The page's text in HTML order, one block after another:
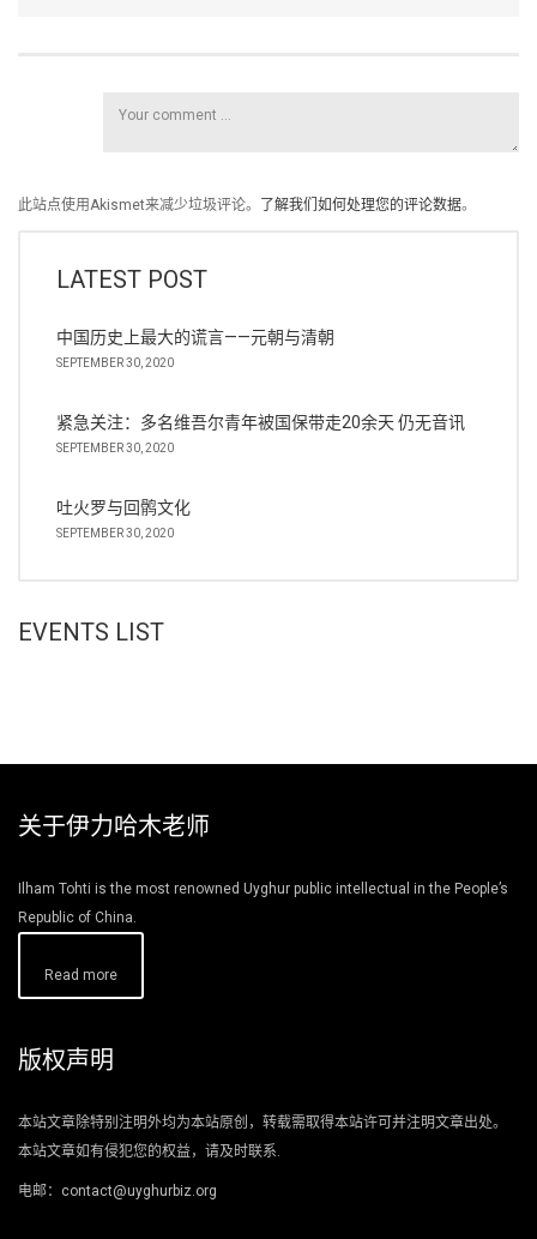
此站点使用Akismet来减少垃圾评论。 了解我们如何处理您的评论数据。
LATEST POST
中国历史上最大的谎言——元朝与清朝
SEPTEMBER 30, 2020
紧急关注：多名维吾尔青年被国保带走20余天 仍无音讯
SEPTEMBER 30, 2020
吐火罗与回鹘文化
SEPTEMBER 30, 2020
EVENTS LIST
关于伊力哈木老师
Ilham Tohti is the most renowned Uyghur public intellectual in the People’s
Republic of China.
Read more
版权声明
本站文章除特别注明外均为本站原创，转载需取得本站许可并注明文章出处。
本站文章如有侵犯您的权益，请及时联系.
电邮：contact@uyghurbiz.org